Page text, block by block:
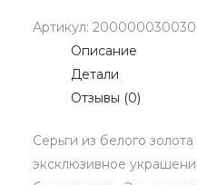
Артикул:
Описание
Детали
Отзывы (0)
Серьги из белого
эксклюзивное